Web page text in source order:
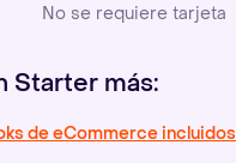
No se requiere tarjeta
Starter más:
de eCommerce incluidos